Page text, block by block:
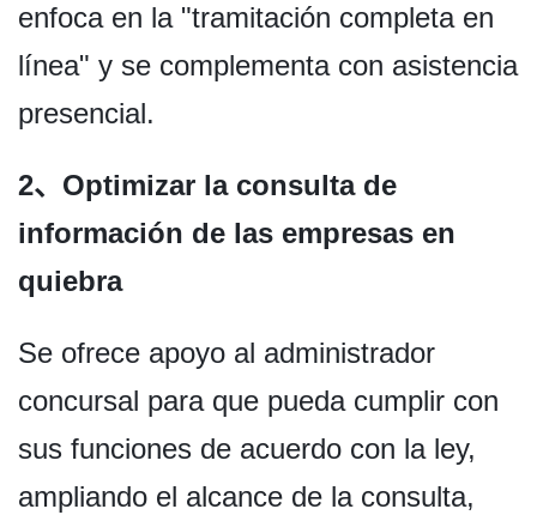
enfoca en la "tramitación completa en
línea" y se complementa con asistencia
presencial.
2、Optimizar la consulta de
información de las empresas en
quiebra
Se ofrece apoyo al administrador
concursal para que pueda cumplir con
sus funciones de acuerdo con la ley,
ampliando el alcance de la consulta,